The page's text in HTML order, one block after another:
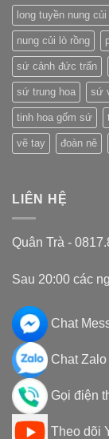
long tuyền nung củi
nung củi lò rồng
sứ cảnh đức trấn
sứ trung hoa sứ
tinh hoa gốm sứ
vẽ tay đoàn nê
LIÊN HỆ
Quân Trà -
Sau 20:00 các
Chat
Chat Zalo
Gọi điện
Theo dõi